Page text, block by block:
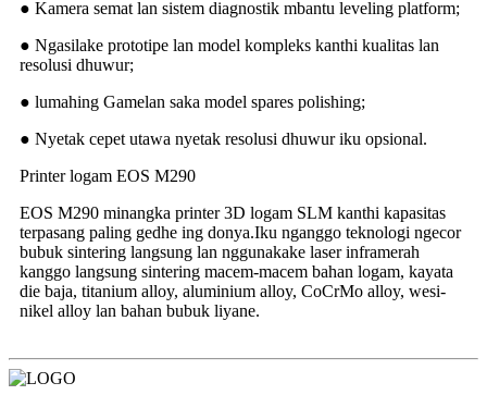
● Kamera semat lan sistem diagnostik mbantu leveling platform;
● Ngasilake prototipe lan model kompleks kanthi kualitas lan
resolusi dhuwur;
● lumahing Gamelan saka model spares polishing;
● Nyetak cepet utawa nyetak resolusi dhuwur iku opsional.
Printer logam EOS M290
EOS M290 minangka printer 3D logam SLM kanthi kapasitas
terpasang paling gedhe ing donya.Iku nganggo teknologi ngecor
bubuk sintering langsung lan nggunakake laser inframerah
kanggo langsung sintering macem-macem bahan logam, kayata
die baja, titanium alloy, aluminium alloy, CoCrMo alloy, wesi-
nikel alloy lan bahan bubuk liyane.